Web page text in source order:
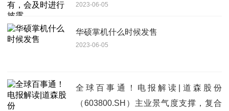
2023-06-05
华硕掌机什么时候发售
2023-06-05
全球百事通！电报解读|道森股份
（603800.SH）主业景气度支撑，复合